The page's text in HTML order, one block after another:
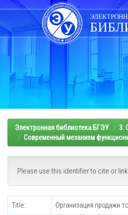
Skip
navigation
Электронная библиотека БГЭУ 3.
Современный механизм
Please use this identifier to cite or
Title: Организация продажи